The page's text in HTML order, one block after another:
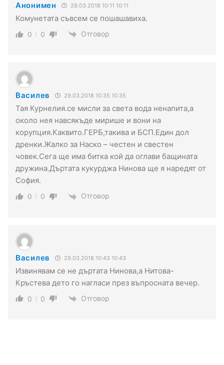
Анонимен 29.03.2018 10:11 10:11
Комунетата съвсем се пошашавиха.
0 0 Отговор
Василев 29.03.2018 10:35 10:35
Тая Курнелия.се мисли за света вода ненапита,а
около нея навсякъде мирише и вони на
корупция.Каквито.ГЕРБ,такива и БСП.Един дол
дренки.Жалко за Наско – честен и свестен
човек.Сега ще има битка кой да оглави бащината
дружина.Дъртата кукурджа Нинова ще я наредят от
София.
0 0 Отговор
Василев 29.03.2018 10:43 10:43
Извинявам се не дъртата Нинова,а Нитова-
Кръстева дето го нагласи през въпросната вечер.
0 0 Отговор